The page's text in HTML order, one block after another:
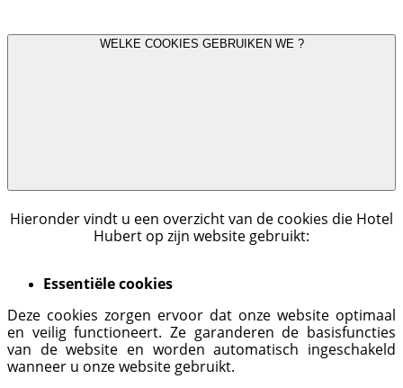
WELKE COOKIES GEBRUIKEN WE ?
Hieronder vindt u een overzicht van de cookies die Hotel
Hubert op zijn website gebruikt:
Essentiële cookies
Deze cookies zorgen ervoor dat onze website optimaal
en veilig functioneert. Ze garanderen de basisfuncties
van de website en worden automatisch ingeschakeld
wanneer u onze website gebruikt.